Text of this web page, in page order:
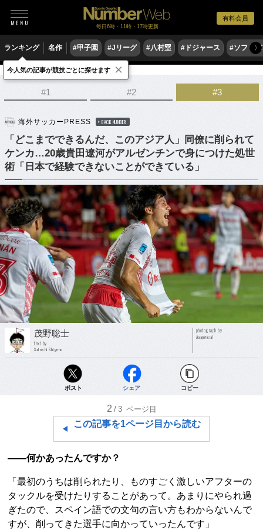
有料会員
毎日6時・11時・17時更新
ランキング 名作 #甲子園 #Jリーグ #八村塁 #ドジャース #ソフト〉
サッカー 海外サッカー
#1 #2 #3
海外サッカーPRESS BACK NUMBER
「どこまでできるんだ、このアジア人」同僚に削られて
ケンカ…20歳貴田遼河がアルゼンチンで身につけた処世
術「日本で経験できないことができている」
茂野聡士
text by
Satoshi Shigeno
photograph by
Aaajoficial
ポスト シェア コピー
2 /3 ページ目
この記事を1ページ目から読む
――何かあったんですか？
「最初のうちは削られたり、ものすごく激しいアフターの
タックルを受けたりすることがあって。あまりにやられ過
ぎたので、スペイン語での文句の言い方もわからないんで
すが、削ってきた選手に向かっていったんです」
今人気の記事が競技ごとに探せます ×